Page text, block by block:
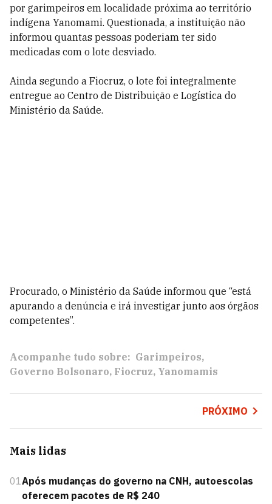
por garimpeiros em localidade próxima ao território
indígena Yanomami. Questionada, a instituição não
informou quantas pessoas poderiam ter sido
medicadas com o lote desviado.
Ainda segundo a Fiocruz, o lote foi integralmente
entregue ao Centro de Distribuição e Logística do
Ministério da Saúde.
Procurado, o Ministério da Saúde informou que “está
apurando a denúncia e irá investigar junto aos órgãos
competentes”.
Acompanhe tudo sobre: Garimpeiros
Governo Bolsonaro Fiocruz Yanomamis
PRÓXIMO
Mais lidas
01Após mudanças do governo na CNH, autoescolas
oferecem pacotes de R$ 240